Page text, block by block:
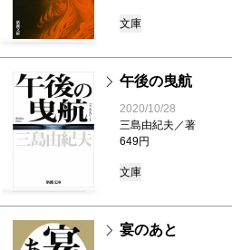
文庫
午後の曳航
2020/10/28
三島由紀夫／著
649円
文庫
宴のあと